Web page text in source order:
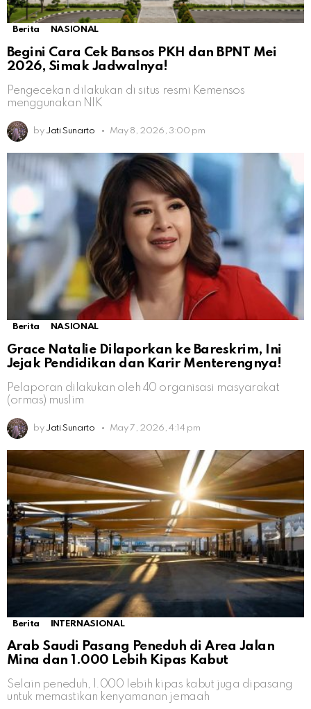
Berita NASIONAL
Begini Cara Cek Bansos PKH dan BPNT Mei
2026, Simak Jadwalnya!
Pengecekan dilakukan di situs resmi Kemensos
menggunakan NIK
by Jati Sunarto May 8, 2026, 3:00 pm
Berita NASIONAL
Grace Natalie Dilaporkan ke Bareskrim, Ini
Jejak Pendidikan dan Karir Menterengnya!
Pelaporan dilakukan oleh 40 organisasi masyarakat
(ormas) muslim
by Jati Sunarto May 7, 2026, 4:14 pm
Berita INTERNASIONAL
Arab Saudi Pasang Peneduh di Area Jalan
Mina dan 1.000 Lebih Kipas Kabut
Selain peneduh, 1.000 lebih kipas kabut juga dipasang
untuk memastikan kenyamanan jemaah